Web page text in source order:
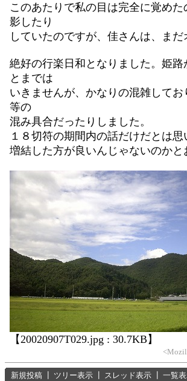
このあたりで私の目は完全に覚め
影したり
していたのですが、佳さんは、ま
絶好の行楽日和となりました。姫
とまでは
いきませんが、かなりの混雑して
等の
混み具合だったりしました。
１８切符の期間内の話だけだとは
増結した方が良いんじゃないのかと
【20020907T029.jpg : 30.7KB】
新規投稿 ツリー表示 スレッド表示 一覧